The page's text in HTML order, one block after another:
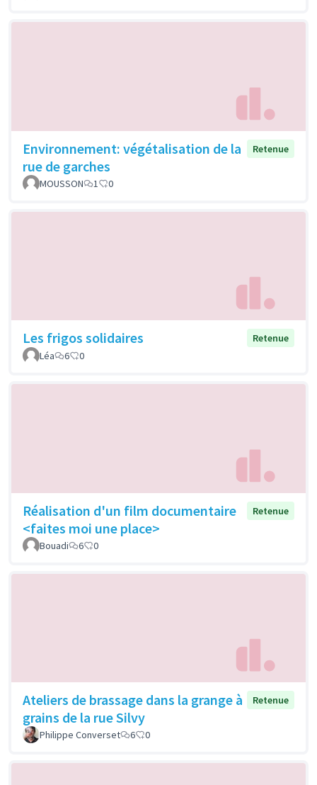
Environnement: végétalisation de la
rue de garches
Retenue
MOUSSON 1 0
Les frigos solidaires
Retenue
Léa
6 0
Réalisation d'un film documentaire
<faites moi une place>
Retenue
Bouadi 6 0
Ateliers de brassage dans la grange à
grains de la rue Silvy
Retenue
Philippe Converset 6 0